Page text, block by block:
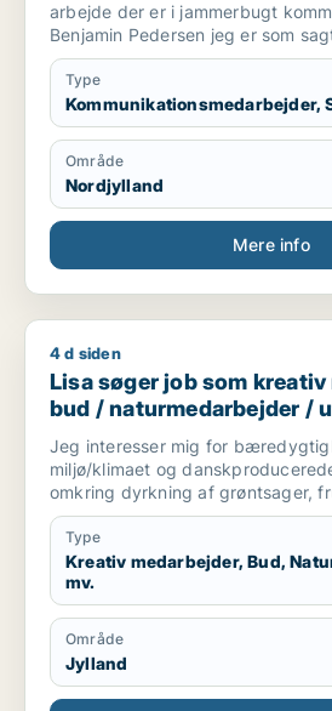
arbejde der er i jammerbugt
Benjamin Pedersen jeg er som
lige hvad der er, i salg og
om mig.
Type
Kommunikationsmedarbejder,
Område
Nordjylland
Mere info
Lisa søger job som kreativ
4 d siden
Lisa søger job som
bud / naturmedarbejder /
gartner
Jeg interesser mig for
miljø/klimaet og
omkring dyrkning af grøntsager,
frilandsgartneri og parat til at
praktikplads.
Jeg er mødestabil,
hjælpsom. Jeg er ikke bange for
ekstra.
Type
Kreativ medarbejder, Bud,
mv.
Område
Jylland